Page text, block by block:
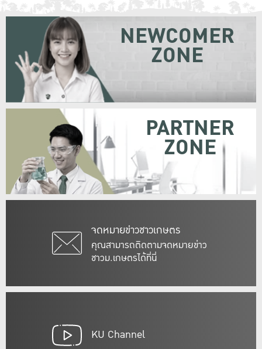
จดหมายข่าวชาวเกษตร
คุณสามารถติดตามจดหมายข่าว
ชาวม.เกษตรได้ที่นี่
NEWCOMER
ZONE
PARTNER
ZONE
KU Channel